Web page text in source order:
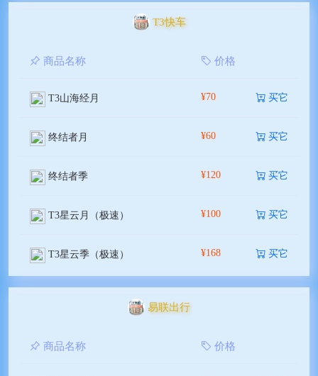
T3快车
商品名称 价格
T3山海经月 ¥70 买它
终结者月 ¥60 买它
终结者季 ¥120 买它
T3星云月（极速） ¥100 买它
T3星云季（极速） ¥168 买它
易联出行
商品名称 价格